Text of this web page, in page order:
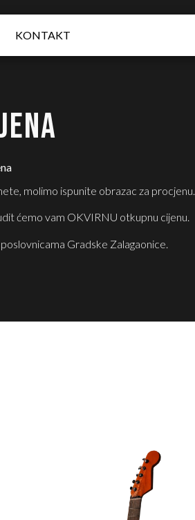
KONTAKT
molimo ispunite obrazac za procjenu.
ćemo vam OKVIRNU otkupnu cijenu.
Gradske Zalagaonice.